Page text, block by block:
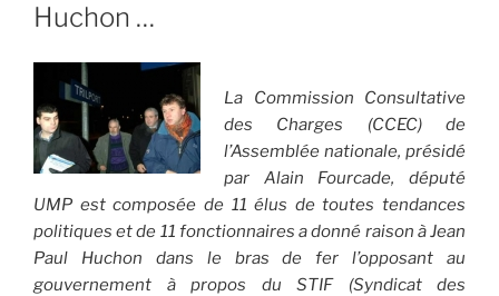
Huchon …
La Commission Consultative
des Charges (CCEC) de
l’Assemblée nationale, présidé
par Alain Fourcade, député
UMP est composée de 11 élus de toutes tendances
politiques et de 11 fonctionnaires a donné raison à Jean
Paul Huchon dans le bras de fer l’opposant au
gouvernement à propos du STIF (Syndicat des